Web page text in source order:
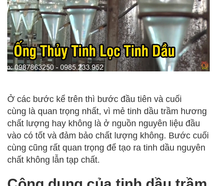
Ở các bước kể trên thì bước đầu tiên và cuối
cùng là quan trọng nhất, vì mẻ tinh dầu trầm hương
chất lượng hay không là ở nguồn nguyên liệu đầu
vào có tốt và đảm bảo chất lượng không. Bước cuối
cùng cũng rất quan trọng để tạo ra tinh dầu nguyên
chất không lẫn tạp chất.